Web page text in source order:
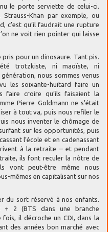
le porte serviette de celui-ci.
Khan par exemple, ou
c’est qu’il faudrait une rupture
ne voit rien pointer qui laisse
pris pour un dinosaure. Tant pis.
trotzkiste, ni maoïste, ni
nous sommes venus
les soixante-huitard faire un
faire croire qu’ils faisaient la
Pierre Goldmann ne s’était
à tout va, puis nous refiler le
nous inventer le chômage de
sur les opportunités, puis
l’école et en cadenassant
à la retraite – et pendant
ils font reculer la nôtre de
vont peut-être même nous
mêmes en capitalisant sur nos
du sort réservé à nos enfants.
+ 2 (BTS dans une branche
il décroche un CDI, dans la
des années bon marché avec